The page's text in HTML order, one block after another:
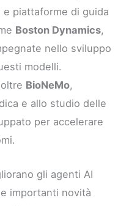
piattaforme di guida
Boston Dynamics,
nello sviluppo
modelli.
BioNeMo,
e allo studio delle
per accelerare
gli agenti AI
importanti novità